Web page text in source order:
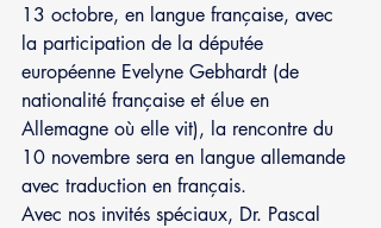
13 octobre, en langue française, avec
la participation de la députée
européenne Evelyne Gebhardt (de
nationalité française et élue en
Allemagne où elle vit), la rencontre du
10 novembre sera en langue allemande
avec traduction en français.
Avec nos invités spéciaux, Dr. Pascal